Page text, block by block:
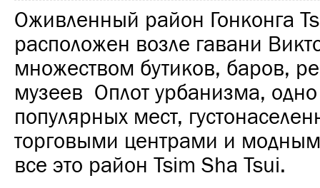
Оживленный район Гонконга
расположен возле гавани
множеством бутиков, баров,
музеев Оплот урбанизма,
популярных мест,
торговыми центрами и
все это район Tsim Sha Tsui.